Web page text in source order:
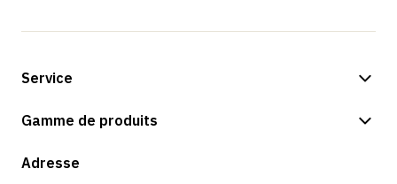
Service
Options de paiement
Gamme de produits
Boutique
Adresse